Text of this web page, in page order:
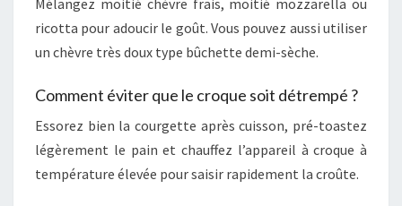
Mélangez moitié chèvre frais, moitié mozzarella ou
ricotta pour adoucir le goût. Vous pouvez aussi utiliser
un chèvre très doux type bûchette demi-sèche.
Comment éviter que le croque soit détrempé ?
Essorez bien la courgette après cuisson, pré-toastez
légèrement le pain et chauffez l’appareil à croque à
température élevée pour saisir rapidement la croûte.